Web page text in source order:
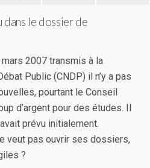
dans le dossier de
2007 transmis à la
Public (CNDP) il n’y a pas
pourtant le Conseil
d’argent pour des études. Il
prévu initialement.
veut pas ouvrir ses dossiers,
?